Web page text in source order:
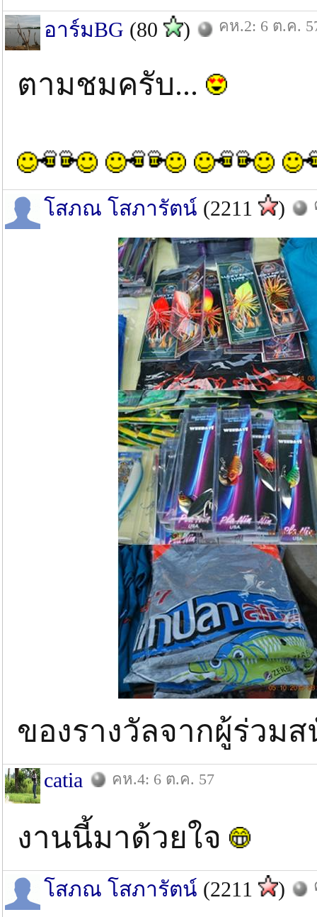
อาร์มBG (80 ) คห.2: 6 ต.ค.
ตามชมครับ...
โสภณ โสภารัตน์ (2211 )
ของรางวัลจากผู้ร่วม
catia คห.4: 6 ต.ค. 57
งานนี้มาด้วยใจ
โสภณ โสภารัตน์ (2211 )